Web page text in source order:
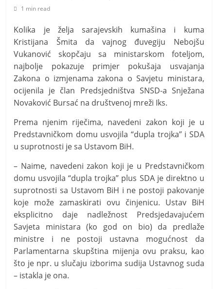
v
n
i
h
v
e
s
t
i
1 min read
Kolika je želja sarajevskih kumašina i kuma
Kristijana Šmita da vajnog đuvegiju Nebojšu
Vukanović skopčaju sa ministarskom foteljom,
najbolje pokazuje primjer pokušaja usvajanja
Zakona o izmjenama zakona o Savjetu ministara,
ocijenila je član Predsjedništva SNSD-a Snježana
Novaković Bursać na društvenoj mreži Iks.
Prema njenim riječima, navedeni zakon koji je u
Predstavničkom domu usvojila “dupla trojka” i SDA
u suprotnosti je sa Ustavom BiH.
– Naime, navedeni zakon koji je u Predstavničkom
domu usvojila “dupla trojka” plus SDA je direktno u
suprotnosti sa Ustavom BiH i ne postoji pakovanje
koje može zamaskirati ovu činjenicu. Ustav BiH
eksplicitno daje nadležnost Predsjedavajućem
Savjeta ministara (ko god on bio) da predlaže
ministre i ne postoji ustavna mogućnost da
Parlamentarna skupština mijenja ovu praksu, kao
što je npr. u slučaju izborima sudija Ustavnog suda
– istakla je ona.